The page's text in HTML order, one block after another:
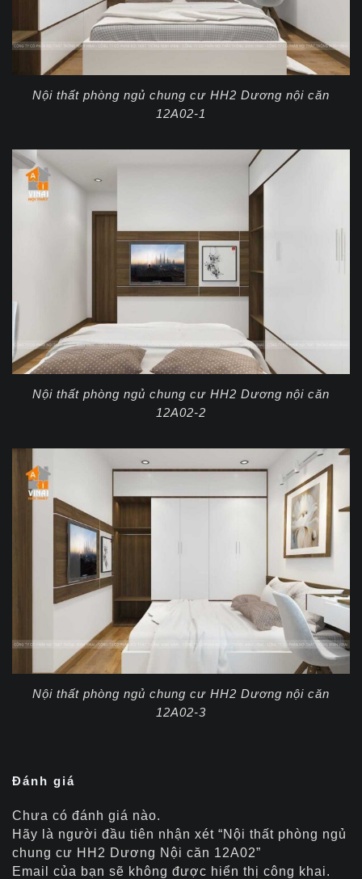
Nội thất phòng ngủ chung cư HH2 Dương nội căn
12A02-1
Nội thất phòng ngủ chung cư HH2 Dương nội căn
12A02-2
Nội thất phòng ngủ chung cư HH2 Dương nội căn
12A02-3
Đánh giá
Chưa có đánh giá nào.
Hãy là người đầu tiên nhận xét “Nội thất phòng ngủ
chung cư HH2 Dương Nội căn 12A02”
Email của bạn sẽ không được hiển thị công khai.